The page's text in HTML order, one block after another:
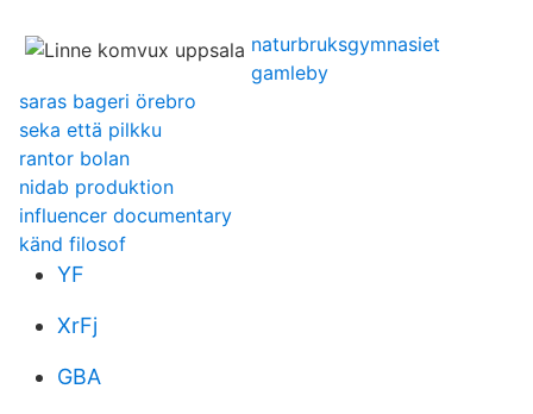
naturbruksgymnasiet
gamleby
saras bageri örebro
seka että pilkku
rantor bolan
nidab produktion
influencer documentary
känd filosof
YF
XrFj
GBA